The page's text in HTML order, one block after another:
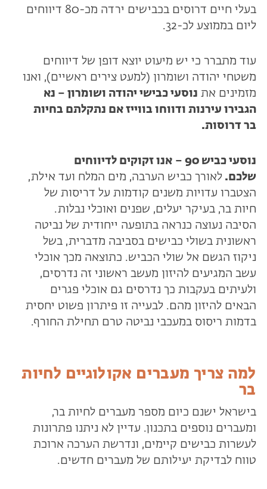
בעלי חיים דרוסים בכבישים ירדה מכ-80 דיווחים
ליום בממוצע לכ-32.
עוד מתברר כי יש מיעוט יוצא דופן של דיווחים
משטחי יהודה ושומרון (למעט צירים ראשיים), ואנו
מזמינים את נוסעי כבישי יהודה ושומרון – נא
הגבירו עירנות ודווחו בווייז אם נתקלתם בחיות
בר דרוסות.
נוסעי כביש 90 –
אנו זקוקים לדיווחים
שלכם.לאורך כביש הערבה, מים המלח ועד אילת,
הצטברו עדויות משנים קודמות על דריסות של
חיות בר, בעיקר יעלים, שפנים ואוכלי נבלות.
הסיבה נעוצה כנראה בתופעה ייחודית של נביטה
ראשונית בשולי כבישים בסביבה מדברית, בשל
ניקוז הגשם אל שולי הכביש. כתוצאה מכך אוכלי
עשב המגיעים להיזון מעשב ראשוני זה נדרסים,
ולעיתים בעקבות כך נדרסים גם אוכלי פגרים
הבאים להיזון מהם. לבעייה זו פיתרון פשוט יחסית
בדמות ריסוס במעכבי נביטה טרם תחילת החורף.
למה צריך מעברים אקולוגיים לחיות
בר
בישראל ישנם כיום מספר מעברים לחיות בר,
ומעברים נוספים בתכנון. עדיין לא ניתנו פתרונות
לעשרות כבישים קיימים, ונדרשת הערכה ארוכת
טווח לבדיקת יעילותם של מעברים חדשים.